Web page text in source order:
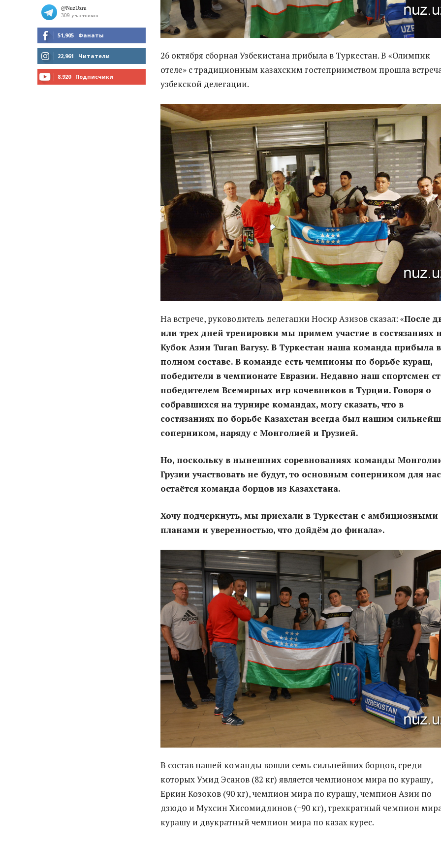
51,905 Фанаты
МНЕ НРАВИТСЯ
22,961 Читатели
8,920 Подписчики
26 октября сборная Узбекистана прибыла в Туркестан. В «Олимпик
отеле» с традиционным казахским гостеприимством прошла
узбекской делегации.
На встрече, руководитель делегации Носир Азизов сказал: «После
или трех дней тренировки мы примем участие в состязаниях
Кубок Азии Turan Barysy. В Туркестан наша команда прибыла в
полном составе. В команде есть чемпионы по борьбе кураш,
победители в чемпионате Евразии. Недавно наш спортсмен
победителем Всемирных игр кочевников в Турции. Говоря о
собравшихся на турнире командах, могу сказать, что в
состязаниях по борьбе Казахстан всегда был нашим
соперником, наряду с Монголией и Грузией.
Но, поскольку в нынешних соревнованиях команды
Грузии участвовать не будут, то основным соперником для нас
остаётся команда борцов из Казахстана.
Хочу подчеркнуть, мы приехали в Туркестан с амбициозными
планами и уверенностью, что дойдём до финала».
В состав нашей команды вошли семь сильнейших борцов, среди
которых Умид Эсанов (82 кг) является чемпионом мира по курашу,
Еркин Козоков (90 кг), чемпион мира по курашу, чемпион Азии по
дзюдо и Мухсин Хисомиддинов (+90 кг), трехкратный чемпион
курашу и двукратный чемпион мира по казах курес.